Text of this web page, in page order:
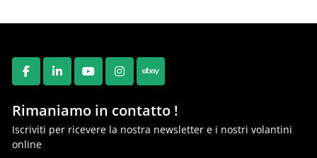
FACEBOOK
LINKEDINYOUTUBEINSTAGRAM
EBAY
Rimaniamo in contatto !
Iscriviti per ricevere la nostra newsletter e i nostri volantini
online